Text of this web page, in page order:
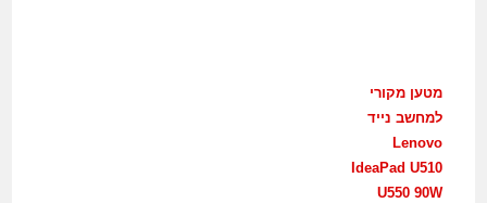
מטען מקורי
למחשב נייד
Lenovo
IdeaPad U510
U550 90W